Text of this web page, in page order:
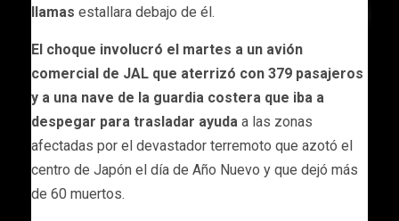
llamas estallara debajo de él.
El choque involucró el martes a un avión
comercial de JAL que aterrizó con 379 pasajeros
y a una nave de la guardia costera que iba a
despegar para trasladar ayuda a las zonas
afectadas por el devastador terremoto que azotó el
centro de Japón el día de Año Nuevo y que dejó más
de 60 muertos.